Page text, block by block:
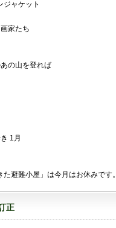
ャケット
家たち
あの山を登れば
1月
避難小屋」は今月はお休みです。
正